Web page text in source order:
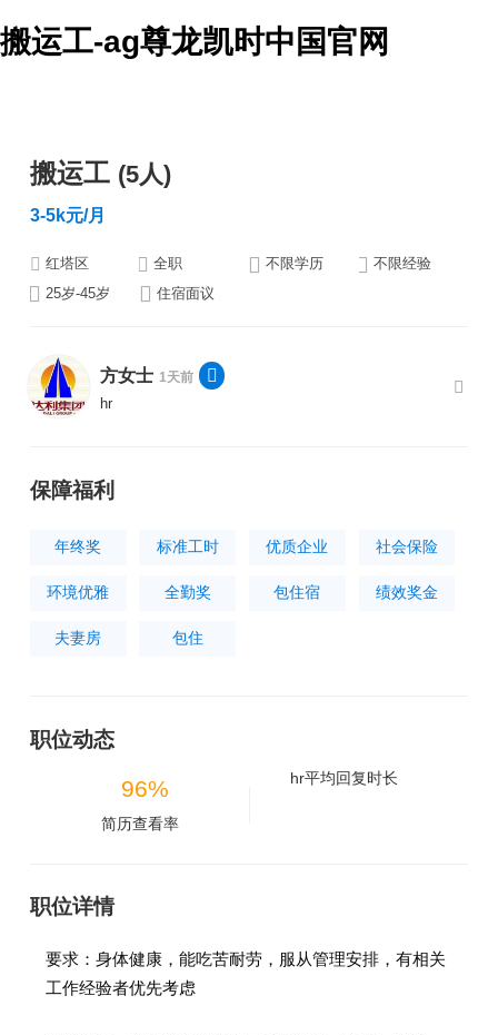
搬运工-ag尊龙凯时中国官网
搬运工 (5人)
3-5k元/月
红塔区 全职 不限学历
不限经验
25岁-45岁
住宿面议
方女士 1天前
hr
保障福利
年终奖 标准工时 优质企业 社会保险
环境优雅 全勤奖 包住宿 绩效奖金
夫妻房 包住
职位动态
96%
简历查看率
hr平均回复时长
职位详情
要求：身体健康，能吃苦耐劳，服从管理安排，有相关
工作经验者优先考虑